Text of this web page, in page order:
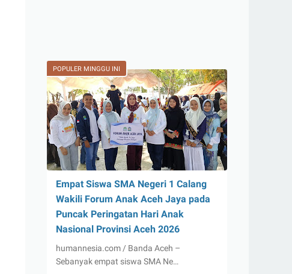
POPULER MINGGU INI
Empat Siswa SMA Negeri 1 Calang
Wakili Forum Anak Aceh Jaya pada
Puncak Peringatan Hari Anak
Nasional Provinsi Aceh 2026
humannesia.com / Banda Aceh –
Sebanyak empat siswa SMA Ne…